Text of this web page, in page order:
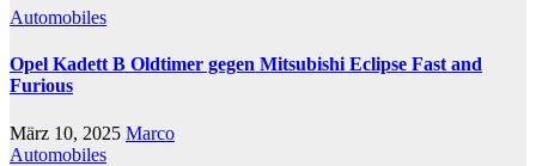
Automobiles
Opel Kadett B Oldtimer gegen Mitsubishi Eclipse Fast and
Furious
März 10, 2025 Marco
Automobiles